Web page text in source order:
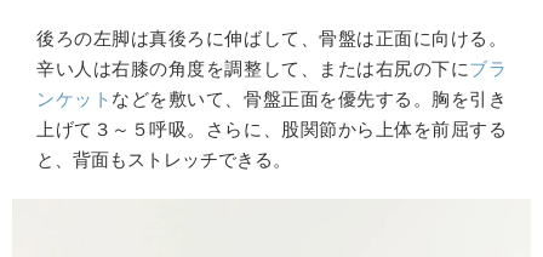
後ろの左脚は真後ろに伸ばして、骨盤は正面に向ける。
辛い人は右膝の角度を調整して、または右尻の下にブラ
ンケット などを敷いて、骨盤正面を優先する。胸を引き
上げて３～５呼吸。さらに、股関節から上体を前屈する
と、背面もストレッチできる。